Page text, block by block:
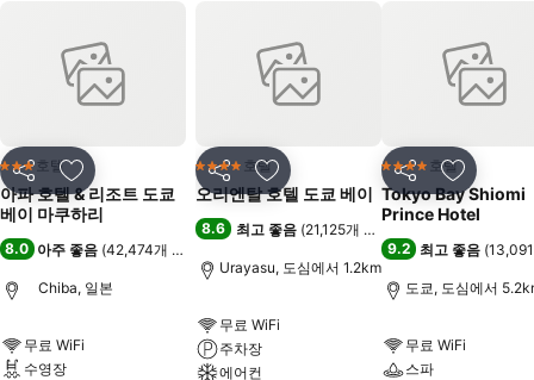
공유 즐겨찾기에 추가
3 성급호텔
아파 호텔 & 리조트 도쿄
베이 마쿠하리
8.0 아주 좋음 (42,474개 평점
Chiba, 일본
무료 WiFi
수영장
공유 즐겨찾기에 추가
4 성급 호텔
오리엔탈 호텔 도쿄 베이
8.6 최고 좋음 (21,125개 평점
Urayasu, 도심에서 1.2km
무료 WiFi
주차장
에어컨
공유 즐겨찾기
4 성급 호텔
Tokyo Bay Shiomi
Prince Hotel
9.2 최고 좋음 (
도쿄, 도심에서
무료 WiFi
스파